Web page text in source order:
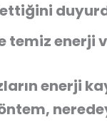
temiz
enerji